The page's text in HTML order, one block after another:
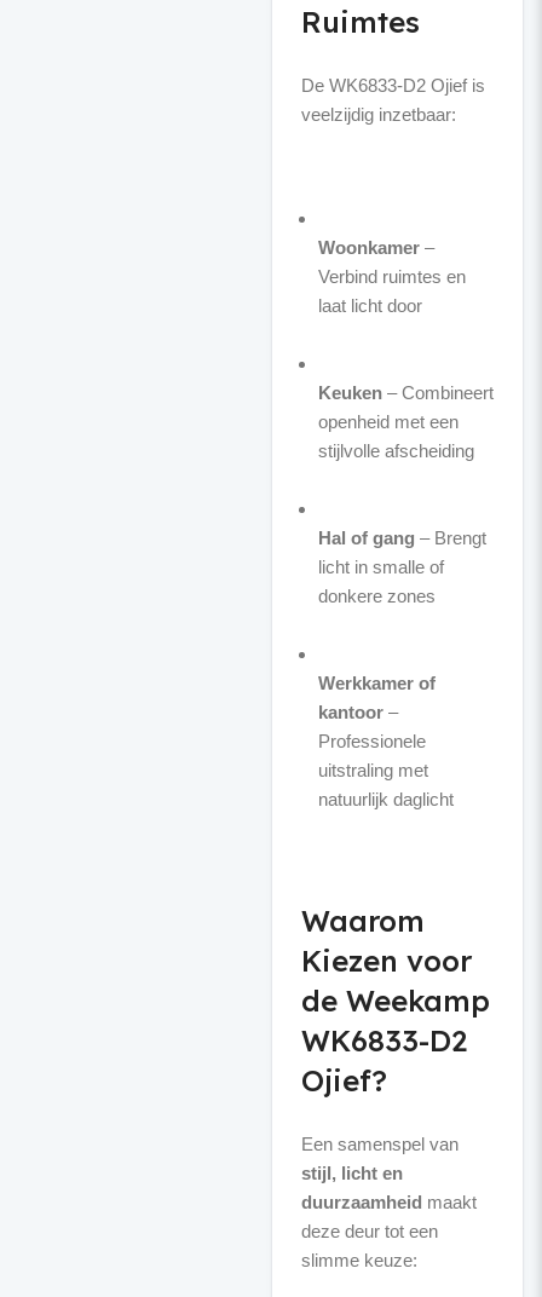
Ruimtes
De WK6833-D2 Ojief is
veelzijdig inzetbaar:
Woonkamer–
Verbind ruimtes en
laat licht door
Keuken– Combineert
openheid met een
stijlvolle afscheiding
Hal of gang – Brengt
licht in smalle of
donkere zones
Werkkamer of
kantoor–
Professionele
uitstraling met
natuurlijk daglicht
Waarom
Kiezen voor
de Weekamp
WK6833-D2
Ojief?
Een samenspel van
stijl, licht en
duurzaamheid maakt
deze deur tot een
slimme keuze: